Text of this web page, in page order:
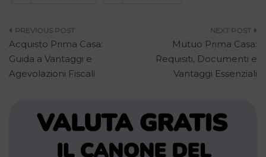
Navigazione
articoli
Acquisto Prima Casa:
Guida a Vantaggi e
Agevolazioni Fiscali
Mutuo Prima Casa:
Requisiti, Documenti e
Vantaggi Essenziali